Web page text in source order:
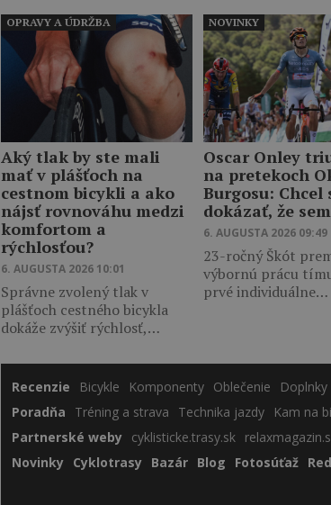
Aký tlak by ste mali
mať v plášťoch na
cestnom bicykli a ako
nájsť rovnováhu medzi
komfortom a
rýchlosťou?
6. AUGUSTA 2026 10:01
Správne zvolený tlak v
plášťoch cestného bicykla
dokáže zvýšiť rýchlosť,…
OPRAVY A ÚDRŽBA
Oscar Onley
na pretekoch
Burgosu: Chcel
dokázať, že
6. AUGUSTA 2026 09:49
23-ročný Škót
výbornú prácu
prvé individuálne…
NOVINKY
Recenzie Bicykle Komponenty Oblečenie Doplnky
Poradňa
Tréning a strava Technika jazdy Kam na
Partnerské weby cyklisticke.trasy.sk
Novinky Cyklotrasy Bazár Blog Fotosúťaž